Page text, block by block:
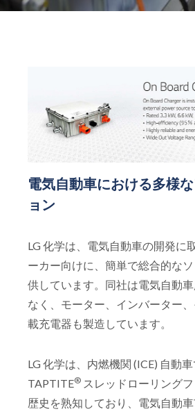
電気自動車における多様
ョン
LG 化学は、電気自動車の開発に
ーカー向けに、簡単で総合的な
供しています。同社は電気自動
なく、モーター、インバーター
載充電器も製造しています。
LG 化学は、内燃機関 (ICE) 自動
TAPTITE® スレッドローリング
歴史を熟知しており、電気自動